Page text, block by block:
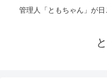
管理人「ともちゃん」が日